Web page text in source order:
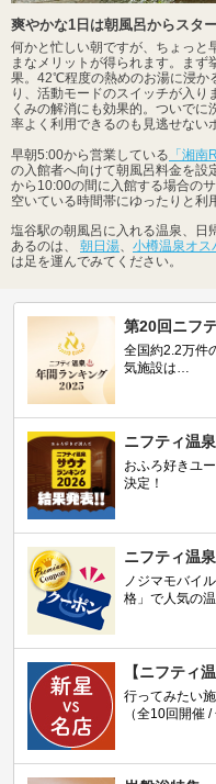
爽やかな1日は朝風呂からスタ
何かと忙しい朝ですが、ちょっと
まなメリットが得られます。まず
果。42℃程度の熱めのお湯に浸か
り、活動モードのスイッチが入
くみの解消にも効果的。ついで
率よく利用できるのも見逃せない
早朝5:00から営業している 「湘南
の入館者へ向けて朝風呂料金を設
から10:00の間に入館する場合の
空いている時間帯にゆったりと利
塩谷駅の朝風呂に入れる温泉、日
あるのは、 朝日湯、 小樽温泉オス
は足を運んでみてください。
第20回ニフ
全国約2.2万件
気施設は…
ニフティ温
おふろ好きユ
決定！
ニフティ温
ノジマモバイ
格」で人気の
【ニフティ
行ってみたい
（全10回開催